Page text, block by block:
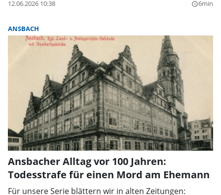
12.06.2026 10:38 query_builder6min
ANSBACH
Ansbacher Alltag vor 100 Jahren:
Todesstrafe für einen Mord am Ehemann
Für unsere Serie blättern wir in alten Zeitungen: